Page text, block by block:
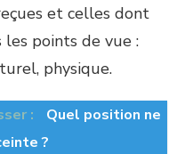
et celles dont
points de vue :
physique.
:
Quel position ne
?